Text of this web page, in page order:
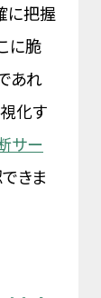
に把握
に脆
あれ
化す
サー
きま